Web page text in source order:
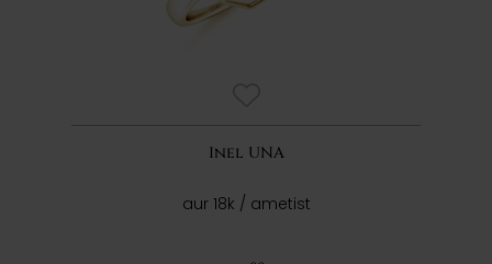
Inel UNA
aur 18k / ametist